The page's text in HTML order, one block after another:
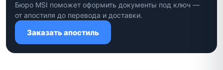
Бюро MSI поможет оформить документы под ключ —
от апостиля до перевода и доставки.
Заказать апостиль